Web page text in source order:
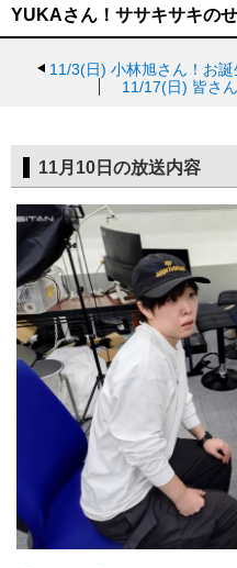
YUKAさん！ササキサキの
11/3(日) 小林旭さん！お誕
11/17(日) 皆さ
11月10日の放送内容